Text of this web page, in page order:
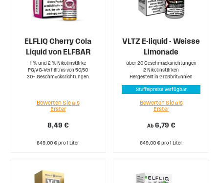
ELFLIQ Cherry Cola
Liquid von ELFBAR
1 % und 2 % Nikotinstärke
PG/VG-Verhältnis von 50/50
30+ Geschmacksrichtungen
8,49 €
Bewerten Sie als
Erster
849,00 € pro 1 Liter
VLTZ E-liquid - Weisse
Limonade
über 20 Geschmacksrichtungen
2 Nikotinstärken
Hergestellt in Großbritannien
Staffelpreise Verfügbar
Ab 6,79 €
Bewerten Sie als
Erster
849,00 € pro 1 Liter